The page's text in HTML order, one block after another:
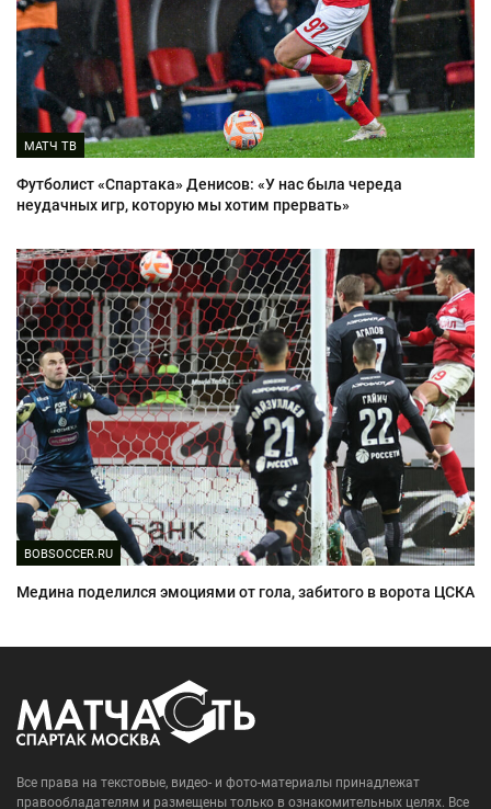
МАТЧ ТВ
Футболист «Спартака» Денисов: «У нас была череда
неудачных игр, которую мы хотим прервать»
BOBSOCCER.RU
Медина поделился эмоциями от гола, забитого в ворота ЦСКА
Все права на текстовые, видео- и фото-материалы принадлежат
правообладателям и размещены только в ознакомительных целях. Все